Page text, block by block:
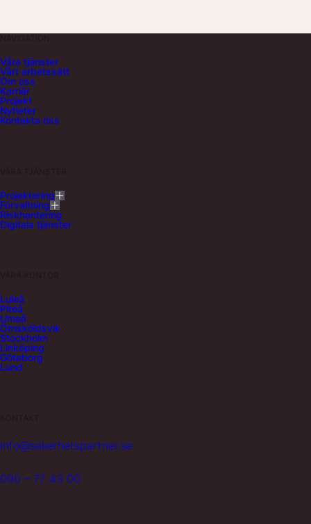
Våra tjänster
Vårt arbetssätt
Om oss
Karriär
Projekt
Nyheter
Kontakta oss
Projektering
Förvaltning
Riskhantering
Digitala tjänster
Luleå
Piteå
Umeå
Örnsköldsvik
Stockholm
Linköping
Göteborg
Lund
info@sakerhetspartner.se
090 – 77 43 00